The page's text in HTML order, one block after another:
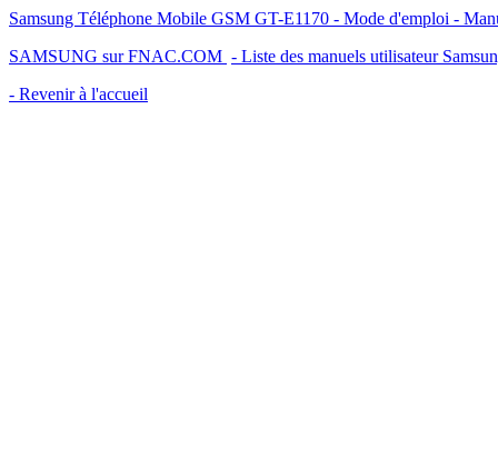
Samsung Téléphone Mobile GSM GT-E1170 - Mode d'emploi -
SAMSUNG sur FNAC.COM - Liste des manuels utilisateur
- Revenir à l'accueil